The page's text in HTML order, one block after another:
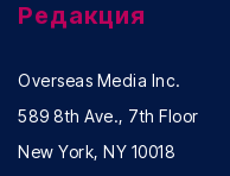
Редакция
Overseas Media Inc.
589 8th Ave., 7th Floor
New York, NY 10018